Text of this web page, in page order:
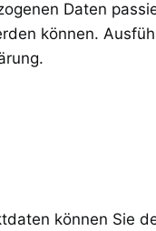
Daten
können.
können Sie